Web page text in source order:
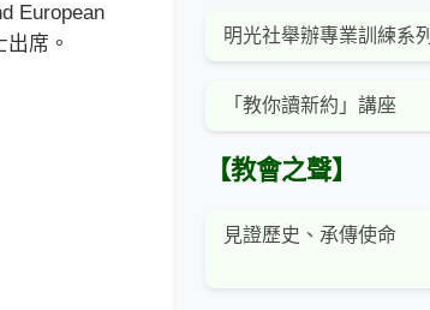
European
席。
明光社舉辦專業訓練系列
「教你讀新約」講座
【教會之聲】
見證歷史、承傳使命